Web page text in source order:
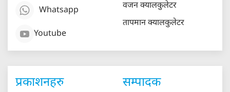
Whatsapp
Youtube
वजन क्यालकुलेटर
तापमान क्यालकुलेटर
प्रकाशनहरु सम्पादक